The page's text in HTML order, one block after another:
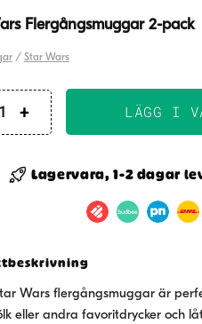
Flergångsmuggar 2-pack
/ Star Wars
Star
Flergångsmuggar
2-
LÄGG I
Lagervara, 1-2 dagar
Wars flergångsmuggar är
eller andra favoritdrycker och